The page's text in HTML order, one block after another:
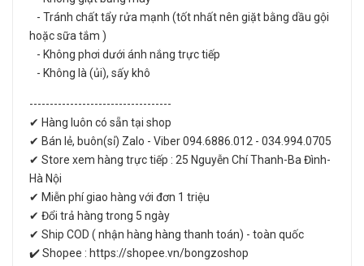
- Tránh chất tẩy rửa mạnh (tốt nhất nên giặt bằng dầu gội
hoặc sữa tắm )
- Không phơi dưới ánh nắng trực tiếp
- Không là (ủi), sấy khô
-----------------------------------
✔ Hàng luôn có sẵn tại shop
✔ Bán lẻ, buôn(sỉ) Zalo - Viber 094.6886.012 - 034.994.0705
✔ Store xem hàng trực tiếp : 25 Nguyễn Chí Thanh-Ba Đình-
Hà Nội
✔ Miễn phí giao hàng với đơn 1 triệu
✔ Đổi trả hàng trong 5 ngày
✔ Ship COD ( nhận hàng hàng thanh toán) - toàn quốc
✔️ Shopee : https://shopee.vn/bongzoshop